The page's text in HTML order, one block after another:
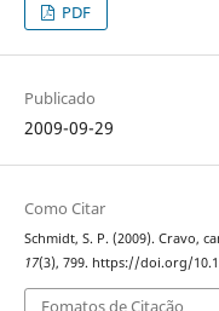
PDF
Publicado
2009-09-29
Como Citar
Schmidt, S. P. (2009). Cravo,
17(3), 799. https://doi.org/
Fomatos de Citação